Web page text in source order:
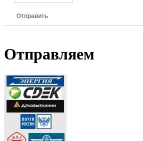
Отправить
Отправляем